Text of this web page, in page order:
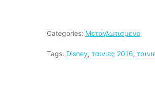
Categories: Μεταγλωτισμενο
Tags: Disney, ταινιες 2016,